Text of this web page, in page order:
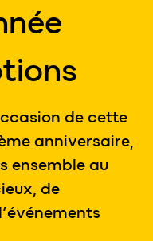
de cette
anniversaire,
ensemble au
de